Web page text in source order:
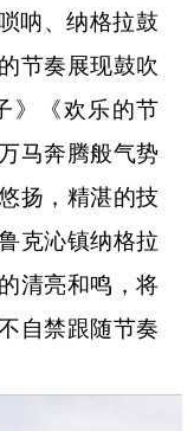
呐、纳格拉鼓
节奏展现鼓吹
》《欢乐的节
马奔腾般气势
扬，精湛的技
克沁镇纳格拉
清亮和鸣，将
自禁跟随节奏